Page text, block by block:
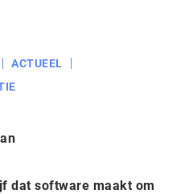
ACTUEEL
dat software maakt om